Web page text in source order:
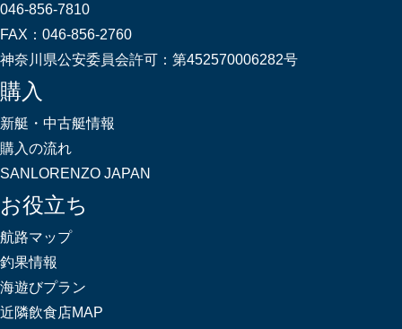
046-856-7810
FAX： 046-856-2760
神奈川県公安委員会許可： 第452570006282号
購入
新艇・中古艇情報
購入の流れ
SANLORENZO JAPAN
お役立ち
航路マップ
釣果情報
海遊びプラン
近隣飲食店MAP